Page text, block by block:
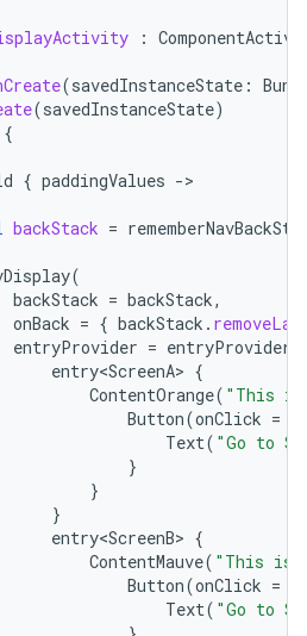
:
(savedInstanceState :
(savedInstanceState)
{
{ paddingValues ->
backStack =
(
backStack = backStack,
onBack = { backStack .
entryProvider = entryProvider
entry<ScreenA> {
ContentOrange( "This is
Button(onClick =
Text( "Go to
}
}
}
entry<ScreenB> {
ContentMauve( "This is
Button(onClick =
Text( "Go to